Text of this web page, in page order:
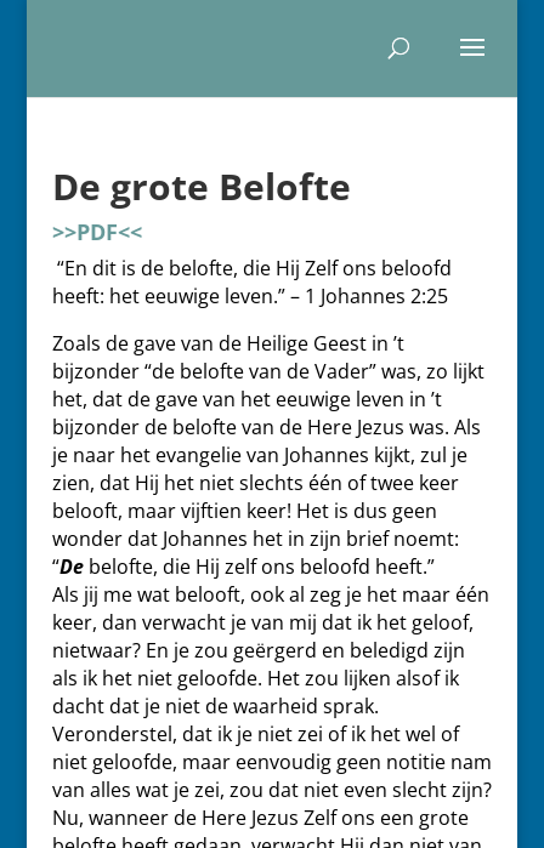
De grote Belofte
>>PDF<<
“En dit is de belofte, die Hij Zelf ons beloofd
heeft: het eeuwige leven.” – 1 Johannes 2:25
Zoals de gave van de Heilige Geest in ’t
bijzonder “de belofte van de Vader” was, zo lijkt
het, dat de gave van het eeuwige leven in ’t
bijzonder de belofte van de Here Jezus was. Als
je naar het evangelie van Johannes kijkt, zul je
zien, dat Hij het niet slechts één of twee keer
belooft, maar vijftien keer! Het is dus geen
wonder dat Johannes het in zijn brief noemt:
“Debelofte, die Hij zelf ons beloofd heeft.”
Als jij me wat belooft, ook al zeg je het maar één
keer, dan verwacht je van mij dat ik het geloof,
nietwaar? En je zou geërgerd en beledigd zijn
als ik het niet geloofde. Het zou lijken alsof ik
dacht dat je niet de waarheid sprak.
Veronderstel, dat ik je niet zei of ik het wel of
niet geloofde, maar eenvoudig geen notitie nam
van alles wat je zei, zou dat niet even slecht zijn?
Nu, wanneer de Here Jezus Zelf ons een grote